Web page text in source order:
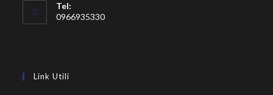
Tel:
0966935330
Link Utili